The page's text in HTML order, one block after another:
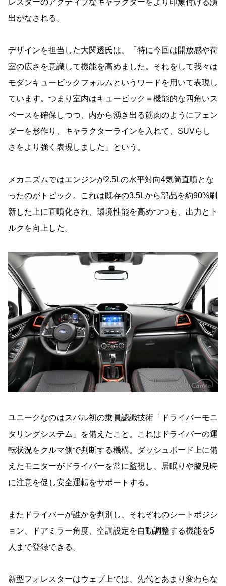
出がなされる。
デザインを担当した大関透氏は、「特に今回は開放感や荷
室の広さを意識して機能を高めました。それをして我々は
モダンキュービックフォルムというワードを用いて表現し
ています。つまり室内はキュービック＝機能的な四角いス
ペースを確保しつつ、内から湧き出る筋肉のようにフェン
ダーを形作り、キャラクターラインを入れて、SUVらし
さをより強く表現しました」という。
メカニズムではエンジンが2.5Lの水平対向4気筒直噴とな
ったのがトピック。これは既存の3.5Lから部品を約90%刷
新した上に直噴化され、環境性能を高めつつも、出力とト
ルクを向上した。
ユニークなのはスバル初の乗員認識技術「ドライバーモニ
タリングシステム」を備えたこと。これはドライバーの運
転状況をクルマ側で判断する機構。ダッシュボード上に備
えたモニターがドライバーを常に監視し、居眠りや脇見時
に注意を促し安全運転をサポートする。
またドライバーが誰かを判別し、それぞれのシートポジシ
ョン、ドアミラー角度、空調設定を自動調整する機能を5
人まで登録できる。
新型フォレスターはウェブ上では、先代とあまり変わらな